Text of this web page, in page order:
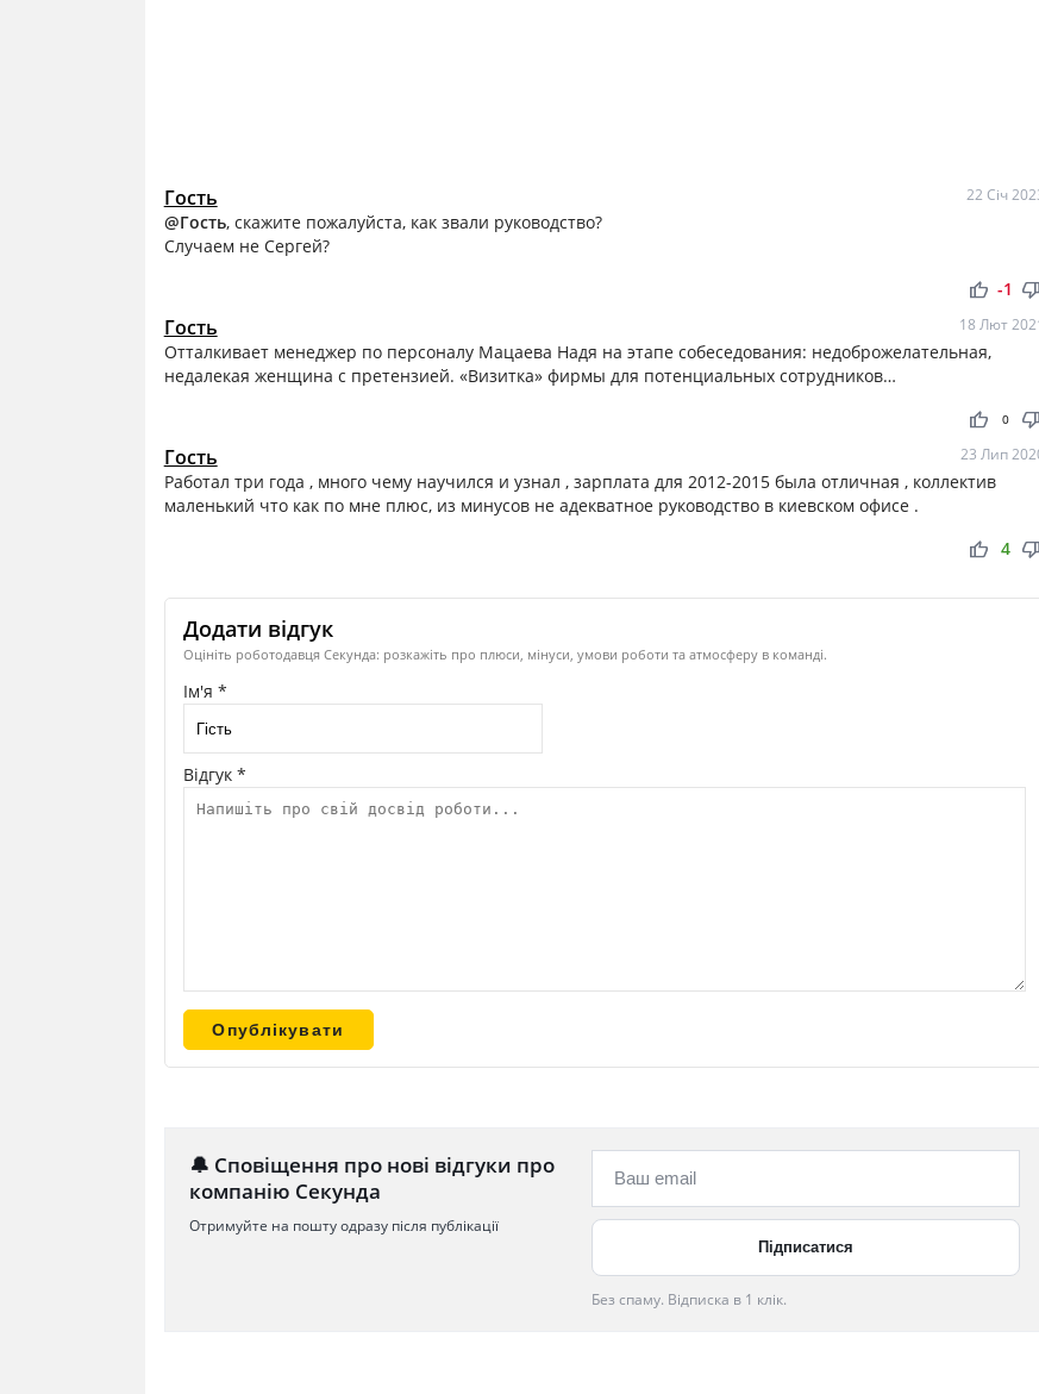
Гость 22 Січ
@Гость, скажите пожалуйста, как звали руководство?
Случаем не Сергей?
thumb_up thumb_down
-1
Гость 18 Лют
Отталкивает менеджер по персоналу Мацаева Надя на этапе собеседования: недоброжелательная,
недалекая женщина с претензией. «Визитка» фирмы для потенциальных сотрудников…
thumb_up thumb_down
0
Гость 23 Лип
Работал три года , много чему научился и узнал , зарплата для 2012-2015 была отличная , коллектив
маленький что как по мне плюс, из минусов не адекватное руководство в киевском офисе .
thumb_up thumb_down
4
Додати відгук
Оцініть роботодавця Секунда: розкажіть про плюси, мінуси, умови роботи та атмосферу в команді.
Ім'я *
Відгук *
🔔 Сповіщення про нові відгуки про
компанію Секунда
Отримуйте на пошту одразу після публікації
Без спаму. Відписка в 1 клік.